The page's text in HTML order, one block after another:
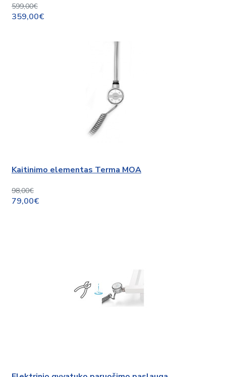
599,00€
359,00€
Kaitinimo elementas Terma MOA
98,00€
79,00€